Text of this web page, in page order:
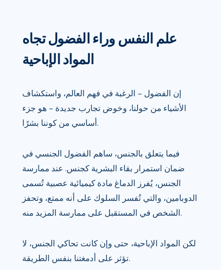
علم النفس وراء الفضول تجاه
المواد الإباحية
إن الفضول – الرغبة في فهم العالم، واستكشاف
الأشياء من حولنا، وخوض تجارب جديدة – هو جزء
أساسي من كوننا بشرًا.
فيما يتعلق بالجنس، ساهم الفضول الجنسي في
ضمان استمرار بقاء البشرية كجنس. عند ممارسة
الجنس، يُفرز الدماغ مادة كيميائية عصبية تُسمى
الدوبامين، والتي تُفسر السلوك على أنه ممتع، وتحفز
الشخص في المستقبل على ممارسة المزيد منه.
لكن المواد الإباحية، حتى وإن كانت تحاكي الجنس، لا
تؤثر على أدمغتنا بنفس الطريقة.